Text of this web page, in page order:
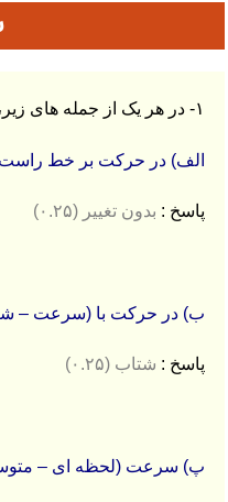
۱- در هر یک از جمله های زیر، عبارت مناسب را از داخل پرانتز انتخاب کنید و در پاسخ نامه بنویسید. (۱ نمره)
الف) در حرکت بر خط راست(
پاسخ : بدون تغییر (۰.۲۵)
ب) در حرکت با (سرعت –
پاسخ : شتاب (۰.۲۵)
پ) سرعت (لحظه ای –